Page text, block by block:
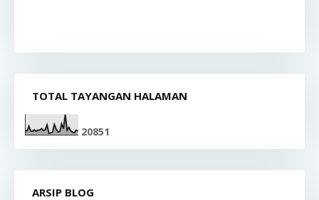
TOTAL TAYANGAN HALAMAN
20851
ARSIP BLOG